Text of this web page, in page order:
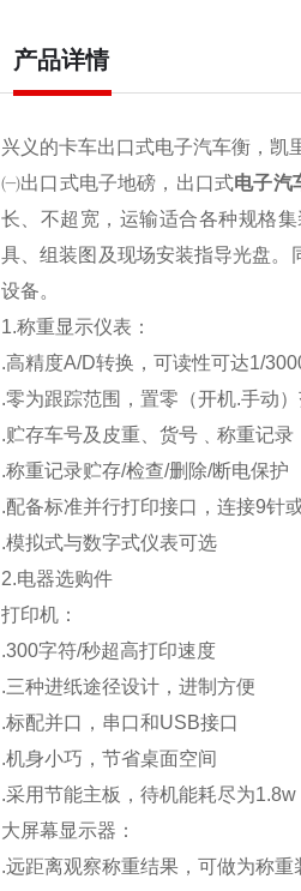
产品详情
兴义的卡车出口式电子汽车衡，凯
㈠出口式电子地磅，出口式电子汽
长、不超宽，运输适合各种规格
具、组装图及现场安装指导光盘。
设备。
1.称重显示仪表：
.高精度A/D转换，可读性可达1/
.零为跟踪范围，置零（开机.手动
.贮存车号及皮重、货号﹑称重记录
.称重记录贮存/检查/删除/断电保护
.配备标准并行打印接口，连接9针
.模拟式与数字式仪表可选
2.电器选购件
打印机：
.300字符/秒超高打印速度
.三种进纸途径设计，进制方便
.标配并口，串口和USB接口
.机身小巧，节省桌面空间
.采用节能主板，待机能耗尽为1.8w
大屏幕显示器：
.远距离观察称重结果，可做为称重